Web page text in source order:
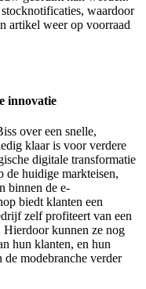
waardoor
artikel weer op voorraad
innovatie
over een snelle,
klaar is voor verdere
digitale transformatie
de huidige markteisen,
binnen de e-
biedt klanten een
zelf profiteert van een
kunnen ze nog
hun klanten, en hun
de modebranche verder